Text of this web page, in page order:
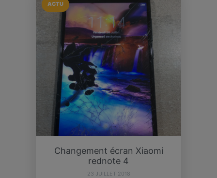
ACTU
Changement écran Xiaomi
rednote 4
23 JUILLET 2018